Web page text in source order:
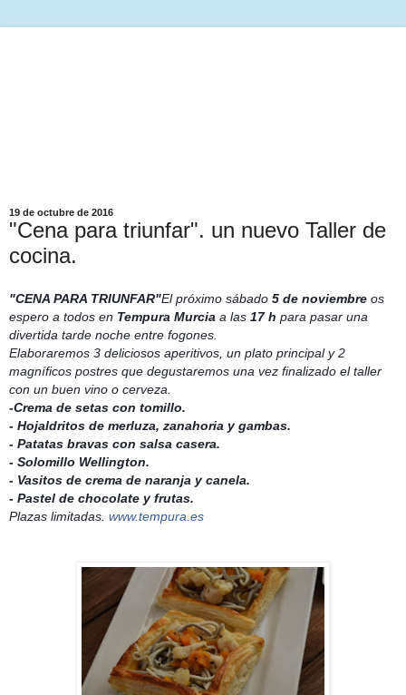
19 de octubre de 2016
"Cena para triunfar". un nuevo Taller de
cocina.
"CENA PARA TRIUNFAR"El próximo sábado 5 de noviembre os
espero a todos en Tempura Murcia a las 17 h para pasar una
divertida tarde noche entre fogones.
Elaboraremos 3 deliciosos aperitivos, un plato principal y 2
magníficos postres que degustaremos una vez finalizado el taller
con un buen vino o cerveza.
-Crema de setas con tomillo.
- Hojaldritos de merluza, zanahoria y gambas.
- Patatas bravas con salsa casera.
- Solomillo Wellington.
- Vasitos de crema de naranja y canela.
- Pastel de chocolate y frutas.
Plazas limitadas. www.tempura.es